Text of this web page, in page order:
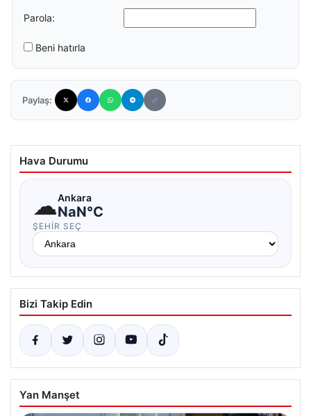
Parola:
Beni hatırla
Paylaş:
Hava Durumu
☁Ankara
NaN°C
ŞEHIR SEÇ
Bizi Takip Edin
Yan Manşet